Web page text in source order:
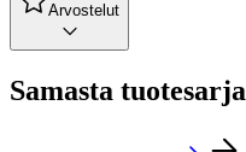
Arvostelut
Samasta